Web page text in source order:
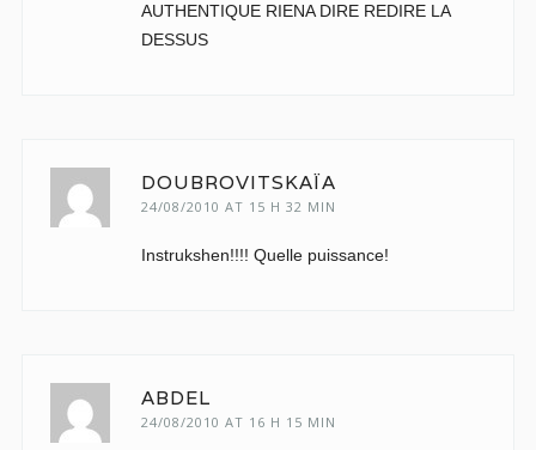
AUTHENTIQUE RIENA DIRE REDIRE LA
DESSUS
DOUBROVITSKAÏA
24/08/2010 AT 15 H 32 MIN
Instrukshen!!!! Quelle puissance!
ABDEL
24/08/2010 AT 16 H 15 MIN